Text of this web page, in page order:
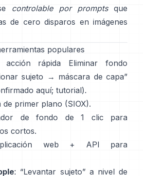
controlable por promptsque
de cero disparos en imágenes
populares
rápida Eliminar fondo
sujeto → máscara de capa”
aquí; tutorial).
de primer plano (SIOX).
de fondo de 1 clic para
cortos.
web + API para
: “Levantar sujeto” a nivel de